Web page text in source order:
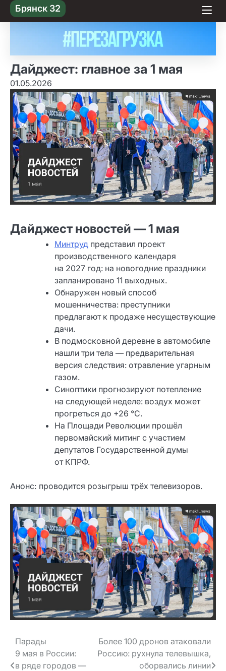
Skip
to content
Брянск 32
Дайджест: главное за 1 мая
01.05.2026
Дайджест новостей — 1 мая
Минтруд представил проект
производственного календаря
на 2027 год: на новогодние праздники
запланировано 11 выходных.
Обнаружен новый способ
мошенничества: преступники
предлагают к продаже несуществующие
дачи.
В подмосковной деревне в автомобиле
нашли три тела — предварительная
версия следствия: отравление угарным
газом.
Синоптики прогнозируют потепление
на следующей неделе: воздух может
прогреться до +26 °C.
На Площади Революции прошёл
первомайский митинг с участием
депутатов Государственной думы
от КПРФ.
Анонс: проводится розыгрыш трёх телевизоров.
Навигация
по записям
Парады
9 мая в России:
в ряде городов —
Более 100 дронов атаковали
Россию: рухнула телевышка,
оборвались линии